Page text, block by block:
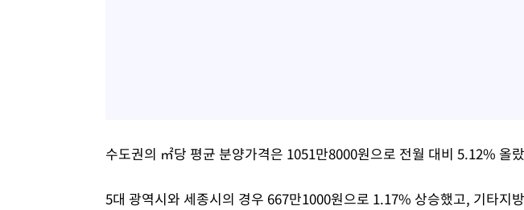
수도권의 ㎡당 평균 분양가격은 1051만8000원으로 전월 대비 5.12% 올
5대 광역시와 세종시의 경우 667만1000원으로 1.17% 상승했고, 기타지